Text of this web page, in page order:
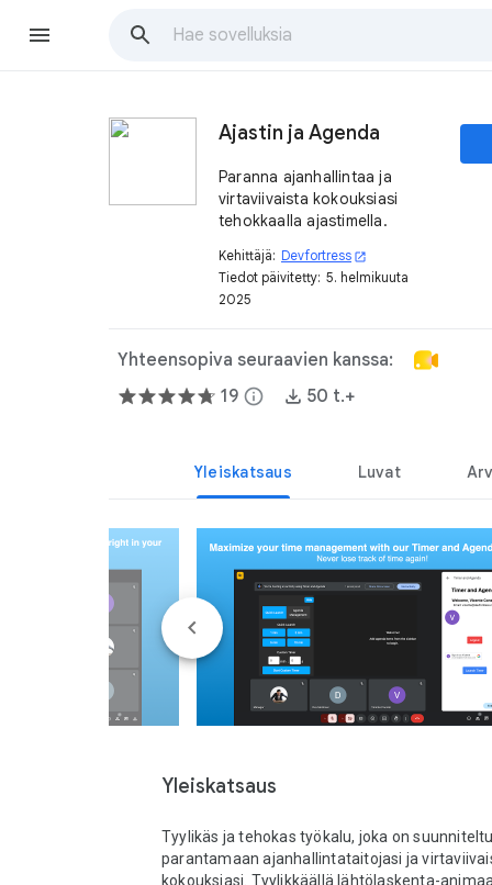
Ajastin ja Agenda
Paranna ajanhallintaa ja
virtaviivaista kokouksiasi
tehokkaalla ajastimella.
Kehittäjä: Devfortress open_in_new
Tiedot päivitetty: 5. helmikuuta
2025
Yhteensopiva seuraavien kanssa:
19 info 50 t.+
Yleiskatsaus Luvat
Yleiskatsaus
Tyylikäs ja tehokas työkalu, joka on
parantamaan ajanhallintataitojasi ja
kokouksiasi. Tyylikkäällä lähtölaskenta-